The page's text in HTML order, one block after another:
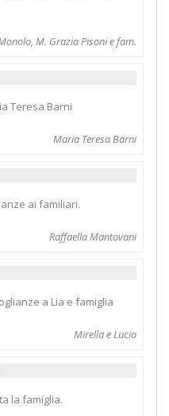
M. Grazia Pisoni e fam.
Teresa Barni
Maria Teresa Barni
ai familiari.
Raffaella Mantovani
a Lia e famiglia
Mirella e Lucio
la famiglia.